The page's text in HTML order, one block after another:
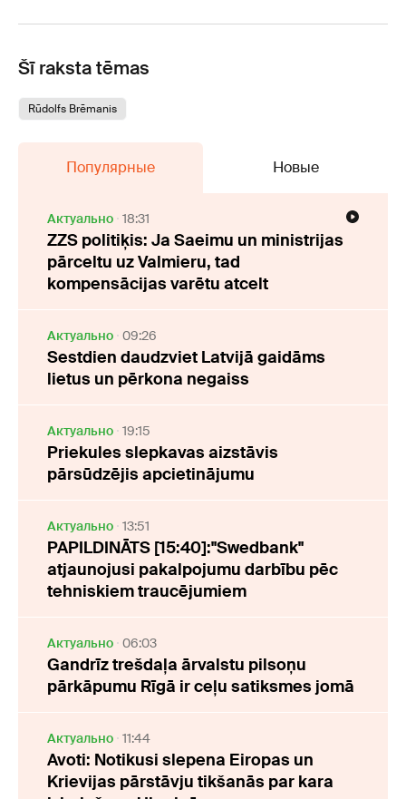
Šī raksta tēmas
Rūdolfs Brēmanis
Популярные Новые
Актуально 18:31
ZZS politiķis: Ja Saeimu un ministrijas
pārceltu uz Valmieru, tad
kompensācijas varētu atcelt
Актуально 09:26
Sestdien daudzviet Latvijā gaidāms
lietus un pērkona negaiss
Актуально 19:15
Priekules slepkavas aizstāvis
pārsūdzējis apcietinājumu
Актуально 13:51
PAPILDINĀTS [15:40]:"Swedbank"
atjaunojusi pakalpojumu darbību pēc
tehniskiem traucējumiem
Актуально 06:03
Gandrīz trešdaļa ārvalstu pilsoņu
pārkāpumu Rīgā ir ceļu satiksmes jomā
Актуально 11:44
Avoti: Notikusi slepena Eiropas un
Krievijas pārstāvju tikšanās par kara